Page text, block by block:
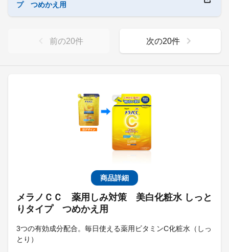
商品詳細
メラノＣＣ 薬用しみ対策 美白化粧水 しっと
りタイプ つめかえ用
3つの有効成分配合。毎日使える薬用ビタミンC化粧水（しっ
とり）
プ つめかえ用
前の20件 次の20件